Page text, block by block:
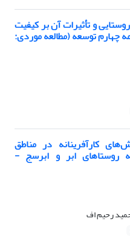
و تأثیرات آن بر کیفیت
چهارم توسعه (مطالعه موردی:
کارآفرینانه در مناطق
روستاهای ابر و ابرسج -
رحیم اف